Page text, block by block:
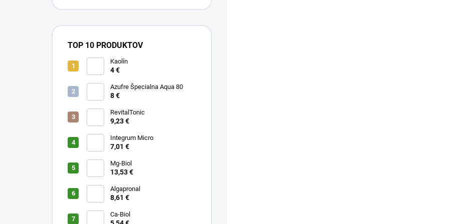
TOP 10 PRODUKTOV
Kaolín
4 €
Azufre Špecialna Aqua 80
8 €
RevitalTonic
9,23 €
Integrum Micro
7,01 €
Mg-Biol
13,53 €
Algapronal
8,61 €
Ca-Biol